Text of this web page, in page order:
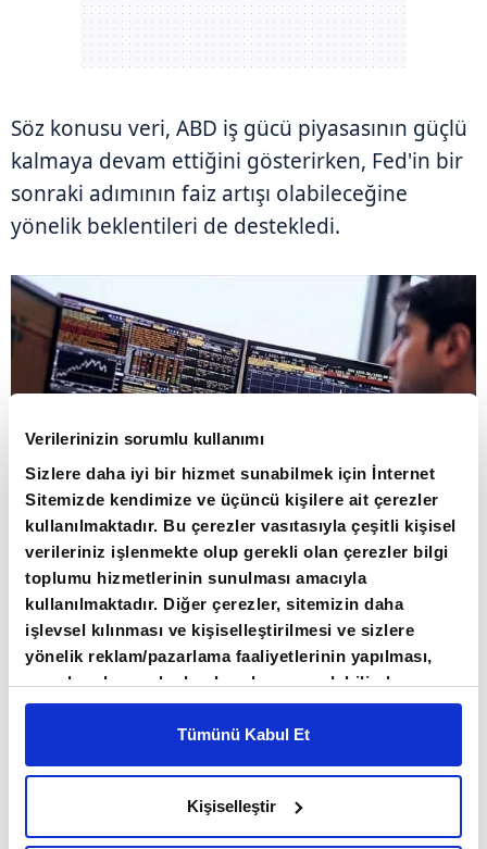
Verilerinizin sorumlu kullanımı
Sizlere daha iyi bir hizmet sunabilmek için İnternet
Sitemizde kendimize ve üçüncü kişilere ait çerezler
kullanılmaktadır. Bu çerezler vasıtasıyla çeşitli kişisel
verileriniz işlenmekte olup gerekli olan çerezler bilgi
toplumu hizmetlerinin sunulması amacıyla
kullanılmaktadır. Diğer çerezler, sitemizin daha
işlevsel kılınması ve kişiselleştirilmesi ve sizlere
yönelik reklam/pazarlama faaliyetlerinin yapılması,
amaçlarıyla sınırlı olarak açık rızanız dahilinde
kullanılacaktır. Çerezlere ilişkin tercihlerinizi çerez
paneli vasıtasıyla belirleyebilirsiniz. Çerezlere ilişkin
detaylı bilgi için Ayarlar butonuna tıklayabilir,
6698 sayılı Kişisel Verilerin Korunması Kanunu
uyarınca hazırlanmış olan İnternet Sitesi Aydınlatma
Tümünü Kabul Et
Kişiselleştir
Söz konusu veri, ABD iş gücü piyasasının güçlü
kalmaya devam ettiğini gösterirken, Fed'in bir
sonraki adımının faiz artışı olabileceğine
yönelik beklentileri de destekledi.
PİYASALARDA ENFLASYON VE FAİZ
BEKLENTİLERİ
ABD ve İran arasında olası barış anlaşmasına
yönelik iyimserliğin zayıflaması ve Orta
Doğu'daki gerilimin sürmesi petrol fiyatlarını
yukarı yönlü etkiledi. Brent petrol yüzde 1,3
artışla 96,4 dolar seviyesine çıktı.